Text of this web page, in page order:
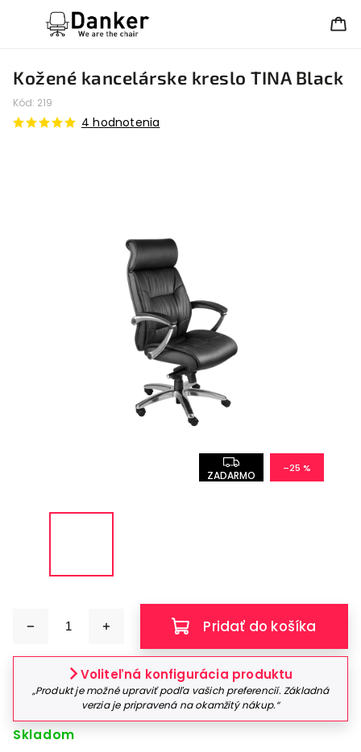
Kožené kancelárske kreslo TINA Black
Kód: 219
4 hodnotenia
ZADARMO
–25 %
Skladom
Voliteľná konfigurácia produktu
„Produkt je možné upraviť podľa vašich preferencií. Základná
verzia je pripravená na okamžitý nákup.“
Pridať do košíka